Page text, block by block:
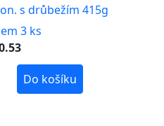
s drůbežím 415g
3 ks
Do košíku